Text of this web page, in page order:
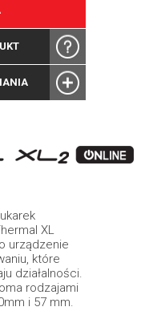
XL
urządzenie
które
działalności.
rodzajami
i 57 mm.